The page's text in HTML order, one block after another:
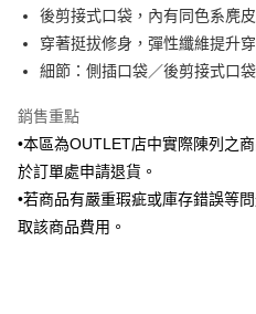
元大商業銀行
玉山商業銀行
台新國際商業銀行
匯豐（台灣）商業銀行
聯邦商業銀行
元大商業銀行
玉山商業銀行
台灣樂天信用卡公司
悠遊付
Google Pay
新竹物流宅配
每筆NT$120，滿NT$3,000(含以上
後剪接式口袋，內有同色系麂
穿著挺拔修身，彈性纖維提升
細節：側插口袋／後剪接式口
銷售重點
•本區為OUTLET店中實際陳列之
於訂單處申請退貨。
•若商品有嚴重瑕疵或庫存錯誤等
取該商品費用。